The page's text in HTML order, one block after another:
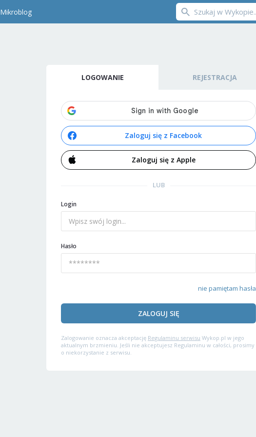
Mikroblog
LOGOWANIE REJESTRACJA
Zaloguj się z Facebook
Zaloguj się z Apple
LUB
Login
Hasło
nie pamiętam hasła
ZALOGUJ SIĘ
Zalogowanie oznacza akceptację Regulaminu serwisu Wykop.pl w jego
aktualnym brzmieniu. Jeśli nie akceptujesz Regulaminu w całości, prosimy
o niekorzystanie z serwisu.